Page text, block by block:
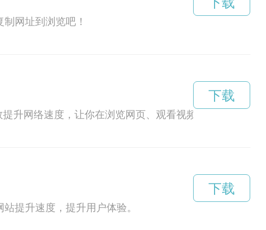
网址到浏览吧！
升网络速度，让你在浏览网页、观看视频等活动中体验
下载
提升速度，提升用户体验。
下载